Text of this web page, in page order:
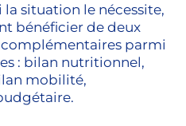
la situation le nécessite,
bénéficier de deux
parmi
: bilan nutritionnel,
mobilité,